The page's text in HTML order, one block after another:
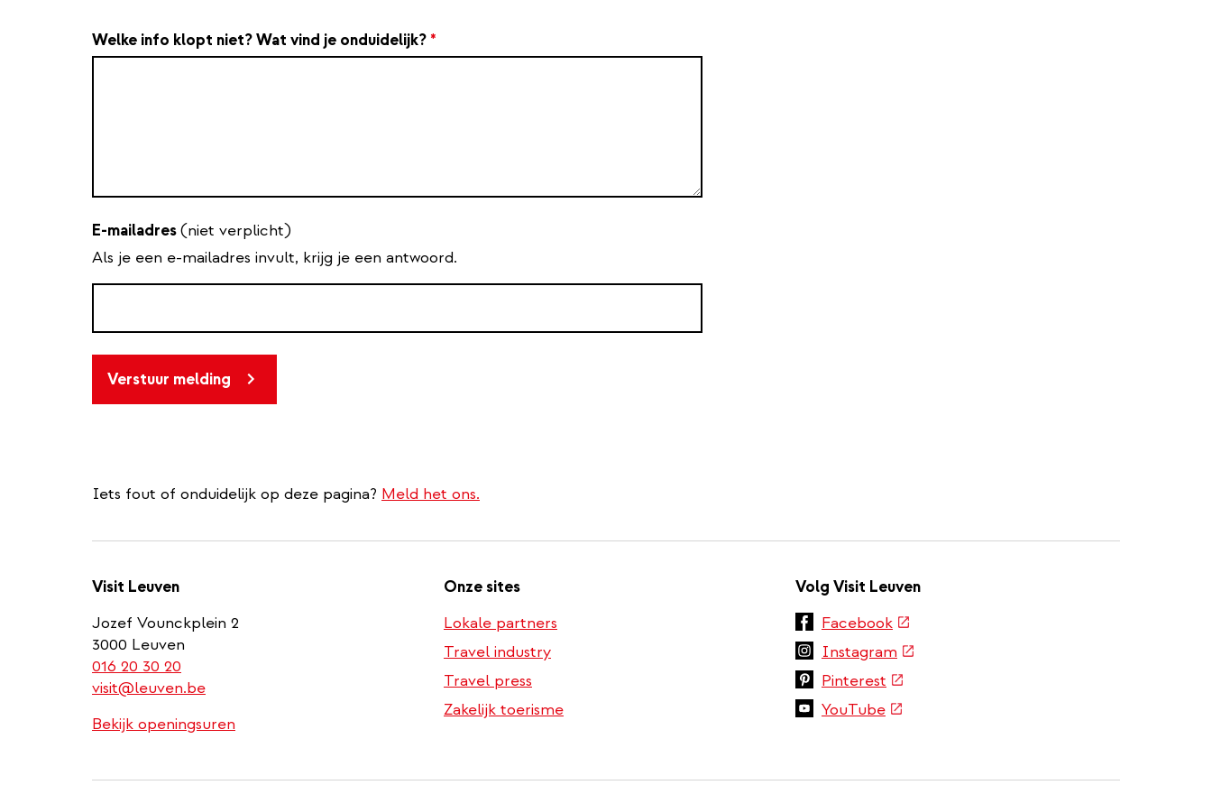
Welke info klopt niet? Wat vind je onduidelijk? *
E-mailadres(niet verplicht)
Als je een e-mailadres invult, krijg je een antwoord.
Verstuur melding
Iets fout of onduidelijk op deze pagina? Meld het ons.
Visit Leuven
Jozef Vounckplein 2
3000 Leuven
016 20 30 20
is
phone
visit@leuven.be
Bekijk openingsuren
Onze sites
Lokale partners
Travel industry
Travel press
Zakelijk toerisme
Volg Visit Leuven
Facebook(externe
link)
Instagram (externe
link)
Pinterest (externe
link)
YouTube(externe